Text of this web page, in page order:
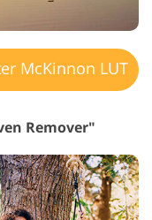
McKinnon LUT
Remover"